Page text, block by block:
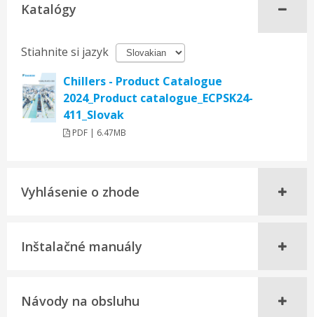
Katalógy
Stiahnite si jazyk
Chillers - Product Catalogue
2024_Product catalogue_ECPSK24-
411_Slovak
PDF | 6.47MB
Vyhlásenie o zhode
Inštalačné manuály
Návody na obsluhu